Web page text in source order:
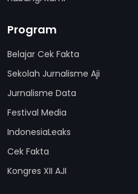
Program
Belajar Cek Fakta
Sekolah Jurnalisme Aji
Jurnalisme Data
Festival Media
IndonesiaLeaks
Cek Fakta
Kongres XII AJI